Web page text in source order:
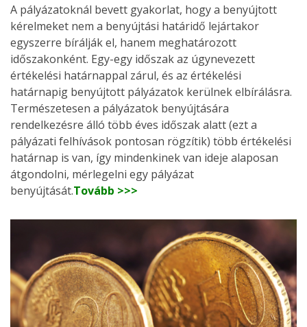
A pályázatoknál bevett gyakorlat, hogy a benyújtott
kérelmeket nem a benyújtási határidő lejártakor
egyszerre bírálják el, hanem meghatározott
időszakonként. Egy-egy időszak az úgynevezett
értékelési határnappal zárul, és az értékelési
határnapig benyújtott pályázatok kerülnek elbírálásra.
Természetesen a pályázatok benyújtására
rendelkezésre álló több éves időszak alatt (ezt a
pályázati felhívások pontosan rögzítik) több értékelési
határnap is van, így mindenkinek van ideje alaposan
átgondolni, mérlegelni egy pályázat
benyújtását.Tovább >>>